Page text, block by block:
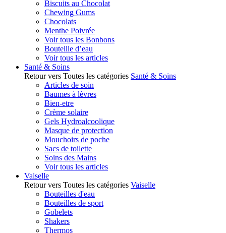
Biscuits au Chocolat
Chewing Gums
Chocolats
Menthe Poivrée
Voir tous les Bonbons
Bouteille d’eau
Voir tous les articles
Santé & Soins
Retour vers Toutes les catégories Santé & Soins
Articles de soin
Baumes à lèvres
Bien-etre
Crème solaire
Gels Hydroalcoolique
Masque de protection
Mouchoirs de poche
Sacs de toilette
Soins des Mains
Voir tous les articles
Vaiselle
Retour vers Toutes les catégories Vaiselle
Bouteilles d'eau
Bouteilles de sport
Gobelets
Shakers
Thermos